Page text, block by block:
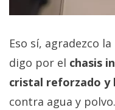
Eso sí, agradezco
digo por el chasis
cristal reforzado y
contra agua y